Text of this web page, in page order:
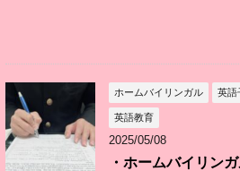
ホームバイリンガル 英語
英語教育
2025/05/08
・ホームバイリン